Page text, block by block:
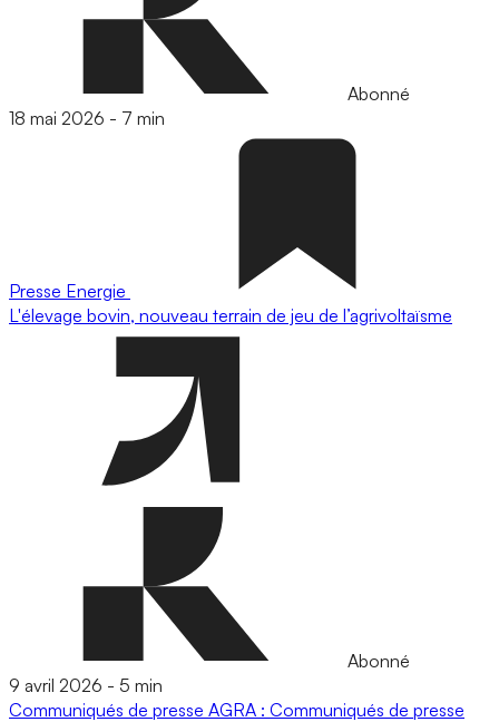
Abonné
18 mai 2026 - 7 min
Presse Energie
L'élevage bovin, nouveau terrain de jeu de l’agrivoltaïsme
Abonné
9 avril 2026 - 5 min
Communiqués de presse AGRA : Communiqués de presse